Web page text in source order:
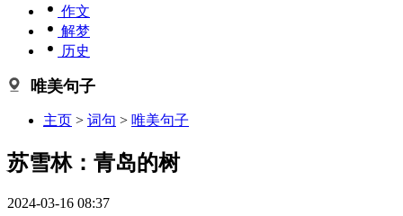
作文
解梦
历史
唯美句子
主页 > 词句 > 唯美句子
苏雪林：青岛的树
2024-03-16 08:37